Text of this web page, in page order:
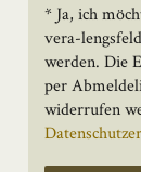
* Ja, ich
vera-
werden. Die
per
widerrufen